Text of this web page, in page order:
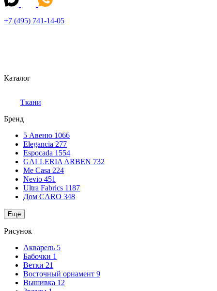
+7 (495) 741-14-05
Каталог
Ткани
Бренд
5 Авеню 1066
Elegancia 277
Espocada 1554
GALLERIA ARBEN 732
Me Casa 224
Nevio 451
Ultra Fabrics 1187
Дом CARO 348
Ещё
Рисунок
Акварель 5
Бабочки 1
Ветки 21
Восточный орнамент 9
Вышивка 12